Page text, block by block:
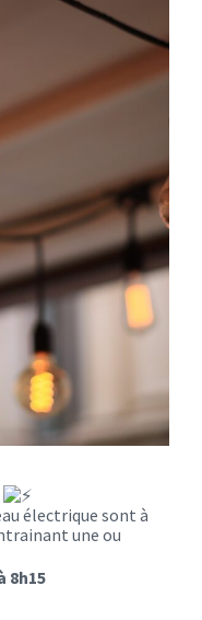
électrique sont à
une ou
8h15